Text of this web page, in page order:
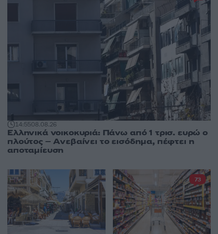
14:5508.08.26
Ελληνικά νοικοκυριά: Πάνω από 1 τρισ. ευρώ ο
πλούτος – Ανεβαίνει το εισόδημα, πέφτει η
αποταμίευση
73